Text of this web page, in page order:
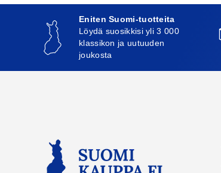
Eniten Suomi-tuotteita
Löydä suosikkisi yli 3 000
klassikon ja uutuuden
joukosta